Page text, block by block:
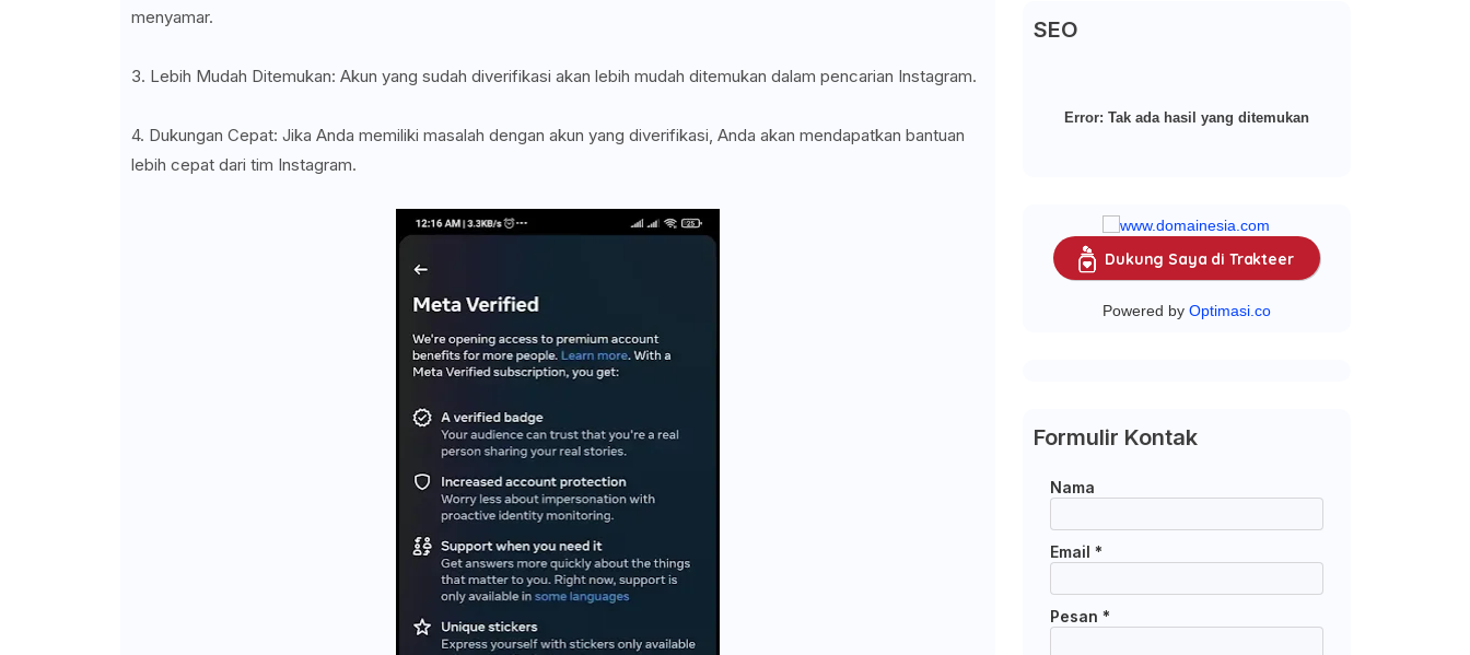
menyamar.
3. Lebih Mudah Ditemukan: Akun yang sudah diverifikasi akan lebih mudah ditemukan dalam pencarian Instagram.
4. Dukungan Cepat: Jika Anda memiliki masalah dengan akun yang diverifikasi, Anda akan mendapatkan bantuan
lebih cepat dari tim Instagram.
SEO
Error: Tak ada hasil yang ditemukan
Dukung Saya di Trakteer
Powered by Optimasi.co
Formulir Kontak
Nama
Email *
Pesan *